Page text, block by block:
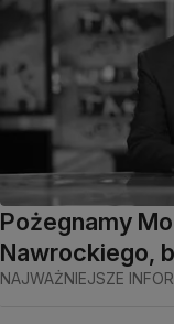
Pożegnamy
Nawrockiego,
NAJWAŻNIEJSZE